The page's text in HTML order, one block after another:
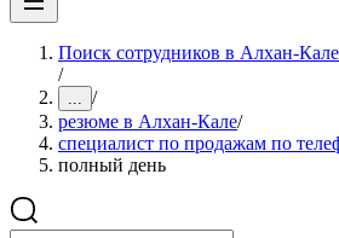
Поиск сотрудников в Алхан-Кале
/
... /
резюме в Алхан-Кале/
специалист по продажам по
полный день